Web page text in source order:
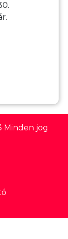
Minden jog